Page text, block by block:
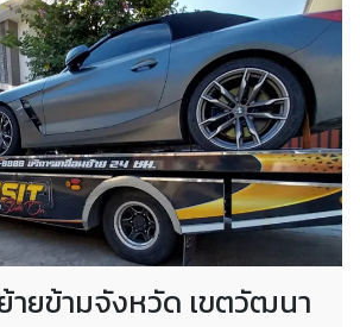
ายข้ามจังหวัด เขตวัฒนา